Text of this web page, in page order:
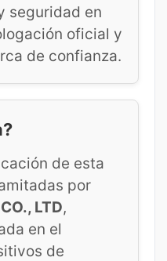
seguridad en
oficial y
de confianza.
de esta
por
LTD,
en el
de